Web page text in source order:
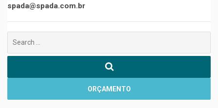
spada@spada.com.br
por:
ORÇAMENTO